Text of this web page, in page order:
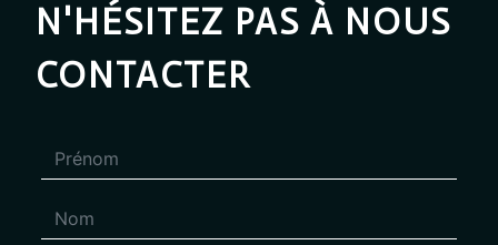
N'HÉSITEZ PAS À NOUS
CONTACTER